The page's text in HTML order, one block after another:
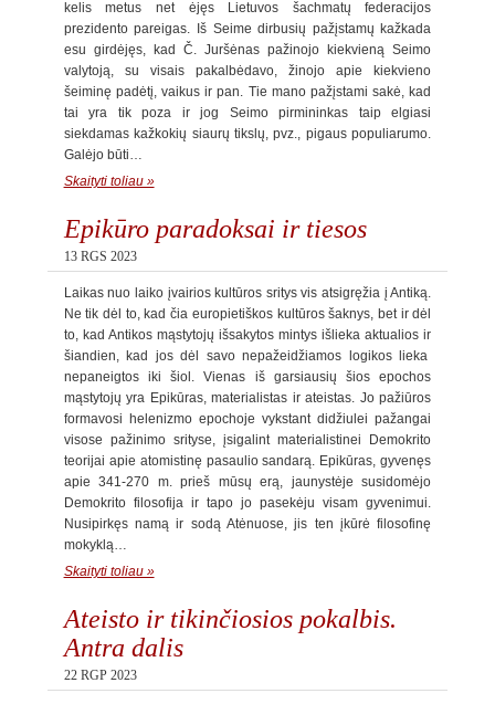
kelis metus net ėjęs Lietuvos šachmatų federacijos
prezidento pareigas. Iš Seime dirbusių pažįstamų kažkada
esu girdėjęs, kad Č. Juršėnas pažinojo kiekvieną Seimo
valytoją, su visais pakalbėdavo, žinojo apie kiekvieno
šeiminę padėtį, vaikus ir pan. Tie mano pažįstami sakė, kad
tai yra tik poza ir jog Seimo pirmininkas taip elgiasi
siekdamas kažkokių siaurų tikslų, pvz., pigaus populiarumo.
Galėjo būti…
Skaityti toliau »
Epikūro paradoksai ir tiesos
13 RGS 2023
Laikas nuo laiko įvairios kultūros sritys vis atsigręžia į Antiką.
Ne tik dėl to, kad čia europietiškos kultūros šaknys, bet ir dėl
to, kad Antikos mąstytojų išsakytos mintys išlieka aktualios ir
šiandien, kad jos dėl savo nepažeidžiamos logikos lieka
nepaneigtos iki šiol. Vienas iš garsiausių šios epochos
mąstytojų yra Epikūras, materialistas ir ateistas. Jo pažiūros
formavosi helenizmo epochoje vykstant didžiulei pažangai
visose pažinimo srityse, įsigalint materialistinei Demokrito
teorijai apie atomistinę pasaulio sandarą. Epikūras, gyvenęs
apie 341-270 m. prieš mūsų erą, jaunystėje susidomėjo
Demokrito filosofija ir tapo jo pasekėju visam gyvenimui.
Nusipirkęs namą ir sodą Atėnuose, jis ten įkūrė filosofinę
mokyklą…
Skaityti toliau »
Ateisto ir tikinčiosios pokalbis.
Antra dalis
22 RGP 2023